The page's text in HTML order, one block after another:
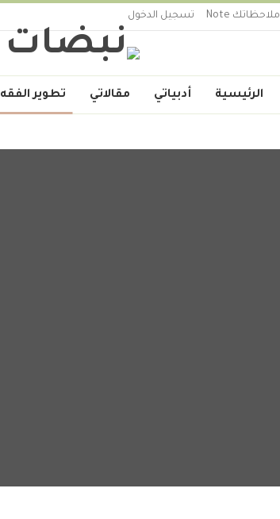
ملاحظاتك Note تسجيل الدخول
الرئيسية أدبياتي مقالاتي تطوير الفقه